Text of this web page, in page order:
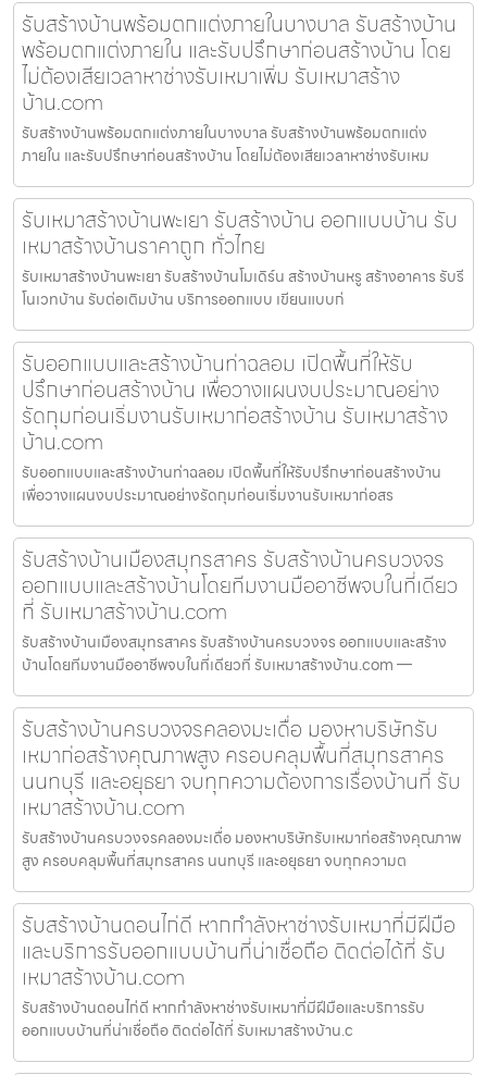
รับสร้างบ้านพร้อมตกแต่งภายในบางบาล รับสร้างบ้าน
พร้อมตกแต่งภายใน และรับปรึกษาก่อนสร้างบ้าน โดย
ไม่ต้องเสียเวลาหาช่างรับเหมาเพิ่ม รับเหมาสร้าง
บ้าน.com
รับสร้างบ้านพร้อมตกแต่งภายในบางบาล รับสร้างบ้านพร้อมตกแต่ง
ภายใน และรับปรึกษาก่อนสร้างบ้าน โดยไม่ต้องเสียเวลาหาช่างรับเหม
รับเหมาสร้างบ้านพะเยา รับสร้างบ้าน ออกแบบบ้าน รับ
เหมาสร้างบ้านราคาถูก ทั่วไทย
รับเหมาสร้างบ้านพะเยา รับสร้างบ้านโมเดิร์น สร้างบ้านหรู สร้างอาคาร รับรี
โนเวทบ้าน รับต่อเติมบ้าน บริการออกแบบ เขียนแบบก่
รับออกแบบและสร้างบ้านท่าฉลอม เปิดพื้นที่ให้รับ
ปรึกษาก่อนสร้างบ้าน เพื่อวางแผนงบประมาณอย่าง
รัดกุมก่อนเริ่มงานรับเหมาก่อสร้างบ้าน รับเหมาสร้าง
บ้าน.com
รับออกแบบและสร้างบ้านท่าฉลอม เปิดพื้นที่ให้รับปรึกษาก่อนสร้างบ้าน
เพื่อวางแผนงบประมาณอย่างรัดกุมก่อนเริ่มงานรับเหมาก่อสร
รับสร้างบ้านเมืองสมุทรสาคร รับสร้างบ้านครบวงจร
ออกแบบและสร้างบ้านโดยทีมงานมืออาชีพจบในที่เดียว
ที่ รับเหมาสร้างบ้าน.com
รับสร้างบ้านเมืองสมุทรสาคร รับสร้างบ้านครบวงจร ออกแบบและสร้าง
บ้านโดยทีมงานมืออาชีพจบในที่เดียวที่ รับเหมาสร้างบ้าน.com —
รับสร้างบ้านครบวงจรคลองมะเดื่อ มองหาบริษัทรับ
เหมาก่อสร้างคุณภาพสูง ครอบคลุมพื้นที่สมุทรสาคร
นนทบุรี และอยุธยา จบทุกความต้องการเรื่องบ้านที่ รับ
เหมาสร้างบ้าน.com
รับสร้างบ้านครบวงจรคลองมะเดื่อ มองหาบริษัทรับเหมาก่อสร้างคุณภาพ
สูง ครอบคลุมพื้นที่สมุทรสาคร นนทบุรี และอยุธยา จบทุกความต
รับสร้างบ้านดอนไก่ดี หากกำลังหาช่างรับเหมาที่มีฝีมือ
และบริการรับออกแบบบ้านที่น่าเชื่อถือ ติดต่อได้ที่ รับ
เหมาสร้างบ้าน.com
รับสร้างบ้านดอนไก่ดี หากกำลังหาช่างรับเหมาที่มีฝีมือและบริการรับ
ออกแบบบ้านที่น่าเชื่อถือ ติดต่อได้ที่ รับเหมาสร้างบ้าน.c